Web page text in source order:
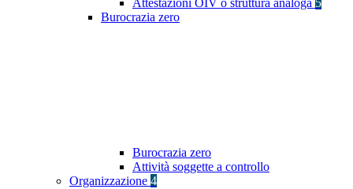
Attestazioni OIV o struttura analoga 5
Burocrazia zero
Burocrazia zero
Attività soggette a controllo
Organizzazione 4